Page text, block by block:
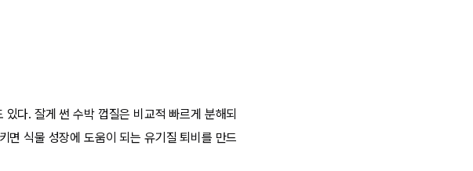
다. 잘게 썬 수박 껍질은 비교적 빠르게 분해되
면 식물 성장에 도움이 되는 유기질 퇴비를 만드